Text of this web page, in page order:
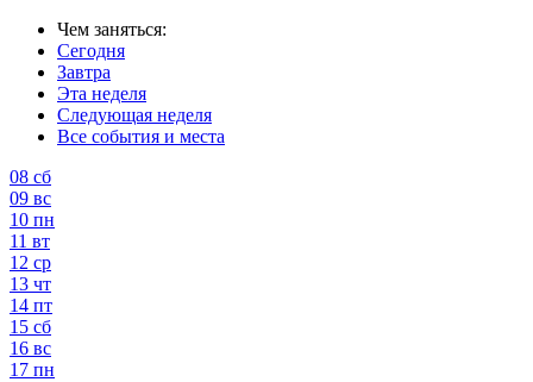
Чем заняться:
Сегодня
Завтра
Эта неделя
Следующая неделя
Все события и места
08 сб
09 вс
10 пн
11 вт
12 ср
13 чт
14 пт
15 сб
16 вс
17 пн